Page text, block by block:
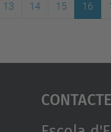
13 14 15 16
Contacte